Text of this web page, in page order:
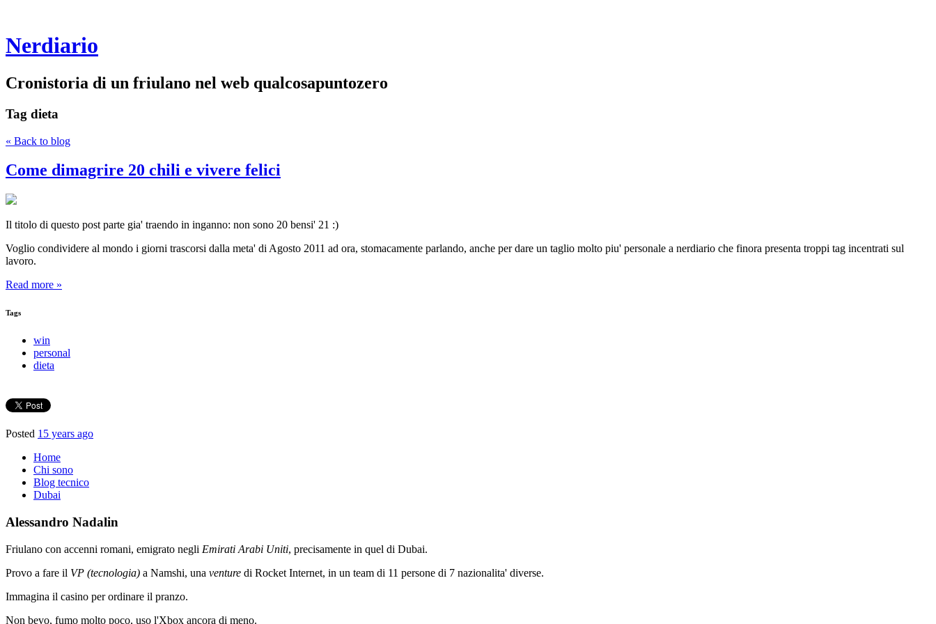
Nerdiario
Cronistoria di un friulano nel web qualcosapuntozero
Tag dieta
« Back to blog
Come dimagrire 20 chili e vivere felici
Il titolo di questo post parte gia' traendo in inganno: non sono 20 bensi' 21 :)
Voglio condividere al mondo i giorni trascorsi dalla meta' di Agosto 2011 ad ora, stomacamente parlando, anche per dare un taglio molto piu' personale a nerdiario che finora presenta troppi tag incentrati sul
lavoro.
Read more »
Tags
win
personal
dieta
Posted 15 years ago
Home
Chi sono
Blog tecnico
Dubai
Alessandro Nadalin
Friulano con accenni romani, emigrato negli Emirati Arabi Uniti, precisamente in quel di Dubai.
Provo a fare il VP (tecnologia) a Namshi, una venture di Rocket Internet, in un team di 11 persone di 7 nazionalita' diverse.
Immagina il casino per ordinare il pranzo.
Non bevo, fumo molto poco, uso l'Xbox ancora di meno.